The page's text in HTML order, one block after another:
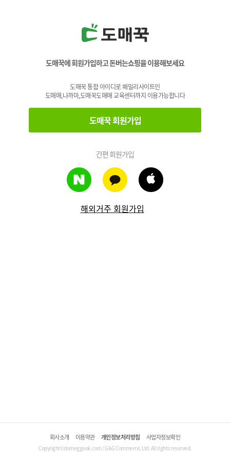
도매꾹에 회원가입하고 돈버는쇼핑을 이용해보세요
도매꾹 통합 아이디로 패밀리사이트인
도매매,나까마,도매꾹도매매 교육센터까지 이용가능합니다
도매꾹 회원가입
간편 회원가입
해외거주 회원가입
회사소개 이용약관 개인정보처리방침 사업자정보확인
Copyright©domeggook.com / G&G Commerce, Ltd. All rights reserved.